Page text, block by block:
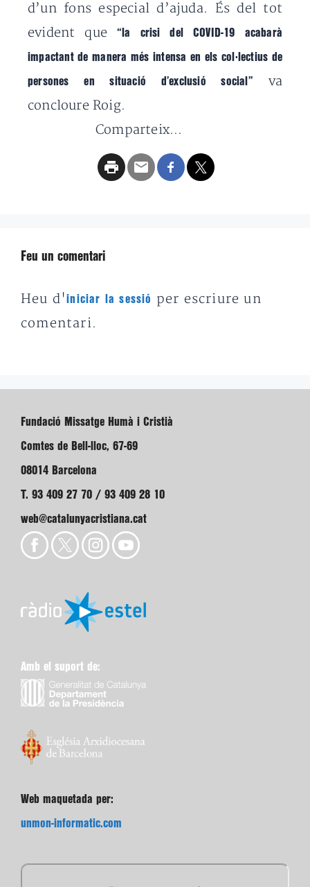
d’un fons especial d’ajuda. És del tot
evident que
“la crisi del COVID-19 acabarà
impactant de manera més intensa en els col·lectius de
persones en situació d’exclusió social”
va
concloure Roig.
Comparteix...
Feu un comentari
Heu d'iniciar la sessió
per escriure un
comentari.
Fundació Missatge Humà i Cristià
Comtes de Bell-lloc, 67-69
08014 Barcelona
T. 93 409 27 70 / 93 409 28 10
web@catalunyacristiana.cat
Amb el suport de:
Web maquetada per:
unmon-informatic.com